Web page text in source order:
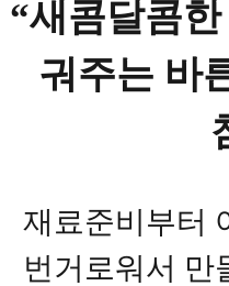
“새콤달콤
궈주는 바
재료준비부터
번거로워서 만